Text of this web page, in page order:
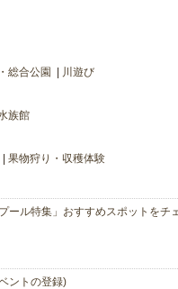
総合公園 川遊び
族館
果物狩り・収穫体験
ール特集」おすすめスポットをチ
ントの登録)